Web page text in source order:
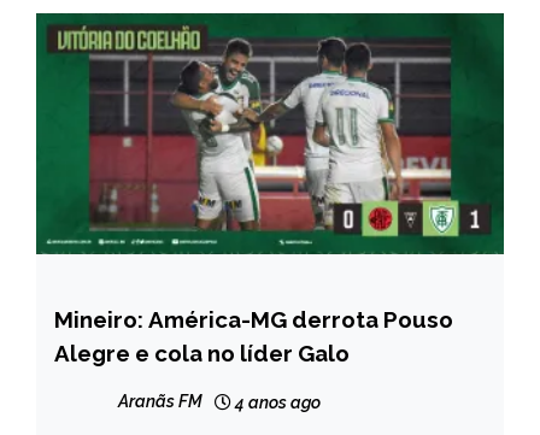
ESPORTES
Mineiro: América-MG derrota Pouso
Alegre e cola no líder Galo
Aranãs FM 4 anos ago